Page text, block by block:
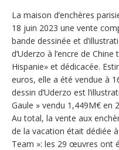
La maison d’enchères
18 juin 2023 une vente
bande dessinée et
d’Uderzo à l’encre de
Hispanie» et dédicacée.
euros, elle a été vendue à
dessin d’Uderzo est
Gaule » vendu 1,449M€ en
Au total, la vente aux
de la vacation était dédiée
Team »: les 29 œuvres ont